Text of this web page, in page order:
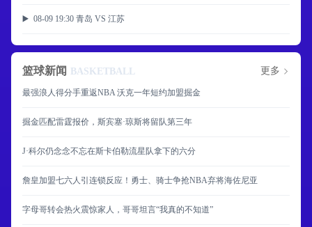
▶️ 08-09 19:30 青岛 VS 江苏
篮球新闻 BASKETBALL 更多
最强浪人得分手重返NBA 沃克一年短约加盟掘金
掘金匹配雷霆报价，斯宾塞·琼斯将留队第三年
J·科尔仍念念不忘在斯卡伯勒流星队拿下的六分
詹皇加盟七六人引连锁反应！勇士、骑士争抢NBA弃将海佐尼亚
字母哥转会热火震惊家人，哥哥坦言“我真的不知道”